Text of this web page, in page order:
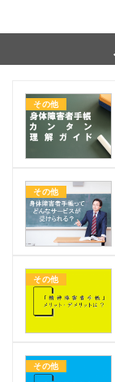
その他
その他
その他
その他